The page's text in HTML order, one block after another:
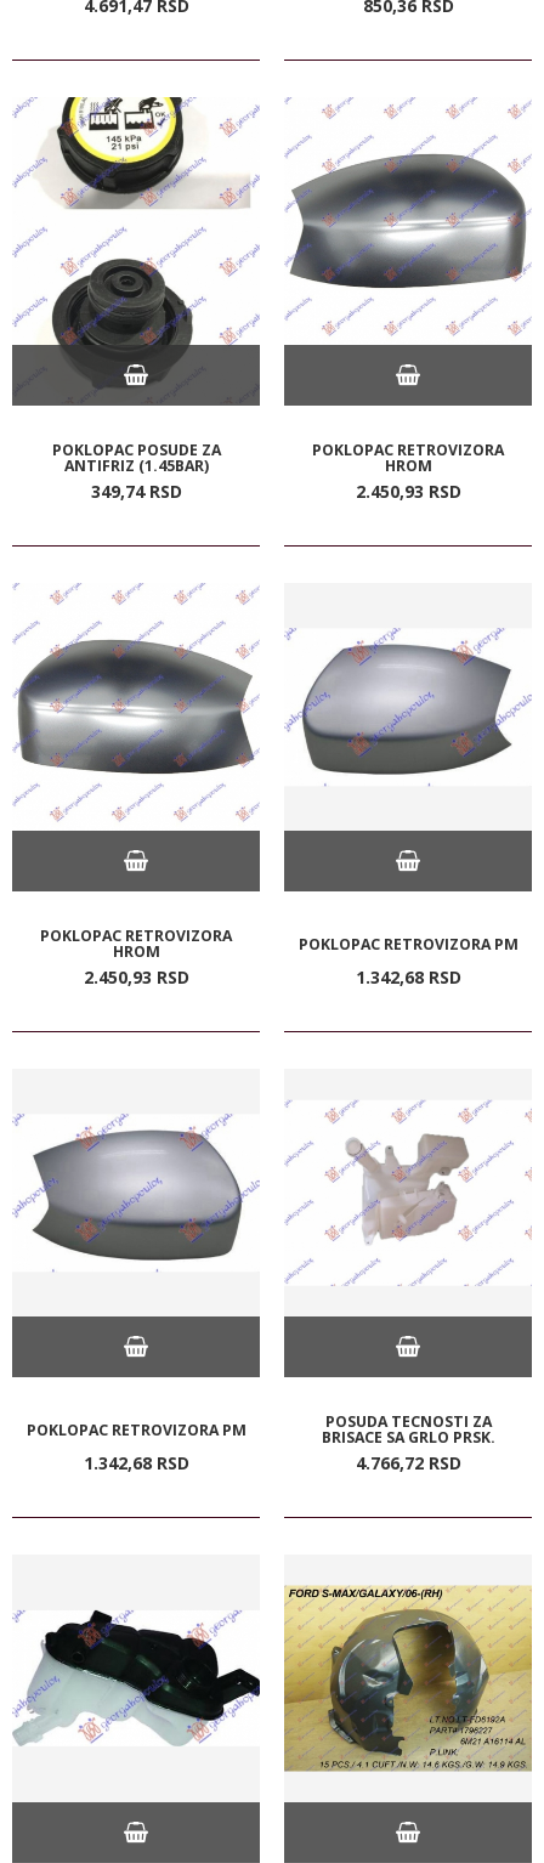
4.691,47 RSD 850,36 RSD
POKLOPAC POSUDE ZA
ANTIFRIZ (1.45BAR)
349,74 RSD
POKLOPAC RETROVIZORA
HROM
2.450,93 RSD
POKLOPAC RETROVIZORA
HROM
2.450,93 RSD
POKLOPAC RETROVIZORA PM
1.342,68 RSD
POKLOPAC RETROVIZORA PM
1.342,68 RSD
POSUDA TECNOSTI ZA
BRISACE SA GRLO PRSK.
4.766,72 RSD